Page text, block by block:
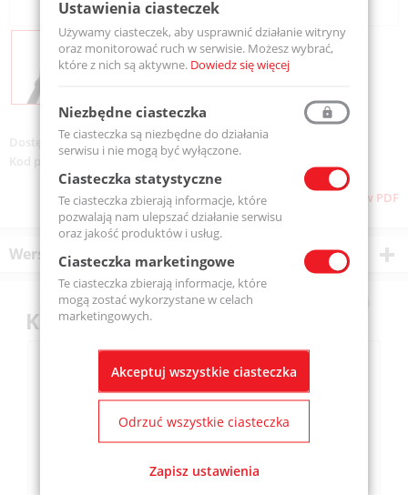
Dostępność:Na zamówienie
ABSL-2530
Pobierz stronę w PDF
Wersje produktu
Klienci kupili również
Ustawienia ciasteczek
Używamy ciasteczek, aby usprawnić działanie witryny
oraz monitorować ruch w serwisie. Możesz wybrać,
które z nich są aktywne. Dowiedz się więcej
Niezbędne ciasteczka
Te ciasteczka są niezbędne do działania
serwisu i nie mogą być wyłączone.
Ciasteczka statystyczne
Te ciasteczka zbierają informacje, które
pozwalają nam ulepszać działanie serwisu
oraz jakość produktów i usług.
Ciasteczka marketingowe
Te ciasteczka zbierają informacje, które
mogą zostać wykorzystane w celach
marketingowych.
Akceptuj wszystkie ciasteczka
Odrzuć wszystkie ciasteczka
Zapisz ustawienia